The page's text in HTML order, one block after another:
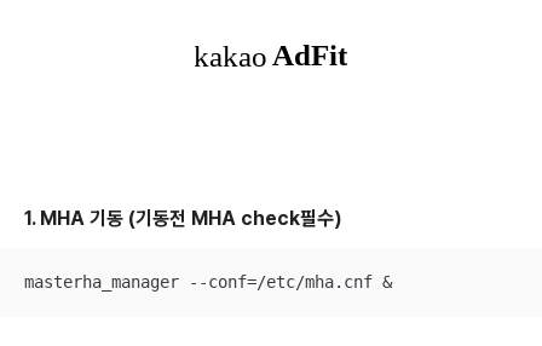
1. MHA 기동 (기동전 MHA check필수)
masterha_manager --conf=/etc/mha.cnf &